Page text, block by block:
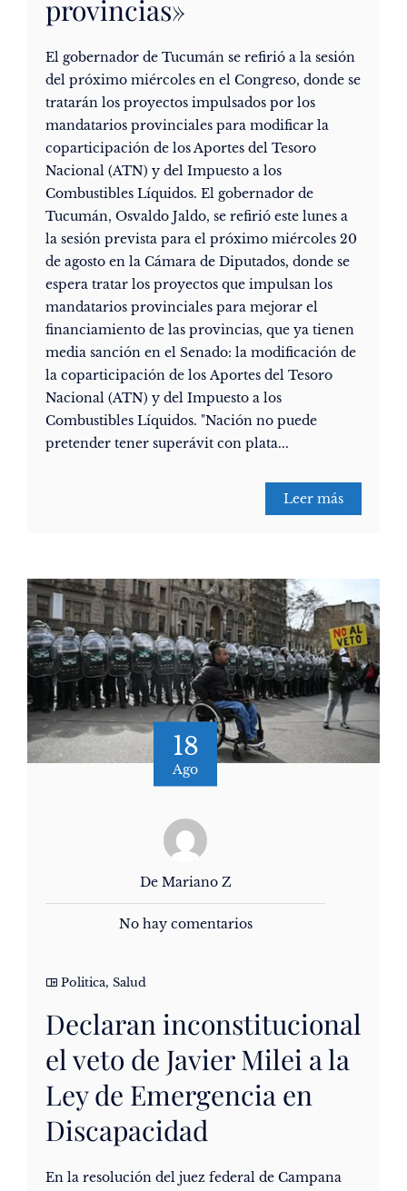
provincias»
El gobernador de Tucumán se refirió a la sesión
del próximo miércoles en el Congreso, donde se
tratarán los proyectos impulsados por los
mandatarios provinciales para modificar la
coparticipación de los Aportes del Tesoro
Nacional (ATN) y del Impuesto a los
Combustibles Líquidos. El gobernador de
Tucumán, Osvaldo Jaldo, se refirió este lunes a
la sesión prevista para el próximo miércoles 20
de agosto en la Cámara de Diputados, donde se
espera tratar los proyectos que impulsan los
mandatarios provinciales para mejorar el
financiamiento de las provincias, que ya tienen
media sanción en el Senado: la modificación de
la coparticipación de los Aportes del Tesoro
Nacional (ATN) y del Impuesto a los
Combustibles Líquidos. "Nación no puede
pretender tener superávit con plata...
Leer más
18
Ago
De Mariano Z
No hay comentarios
Politica, Salud
Declaran inconstitucional
el veto de Javier Milei a la
Ley de Emergencia en
Discapacidad
En la resolución del juez federal de Campana